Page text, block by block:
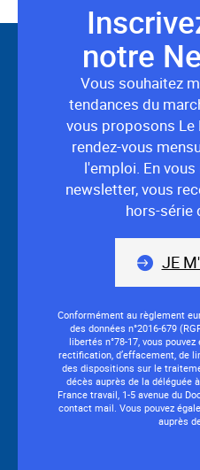
Suivez-notre
Vous souhaitez
tendances du
vous proposons Le
rendez-vous
l'emploi. En
newsletter, vous
hors-série
JE
Conformément au règlement
des données n°2016-679
libertés n°78-17, vous
rectification, d’effacement, de
des dispositions sur le
décès auprès de la déléguée
France travail, 1-5 avenue du
contact mail. Vous pouvez
auprès